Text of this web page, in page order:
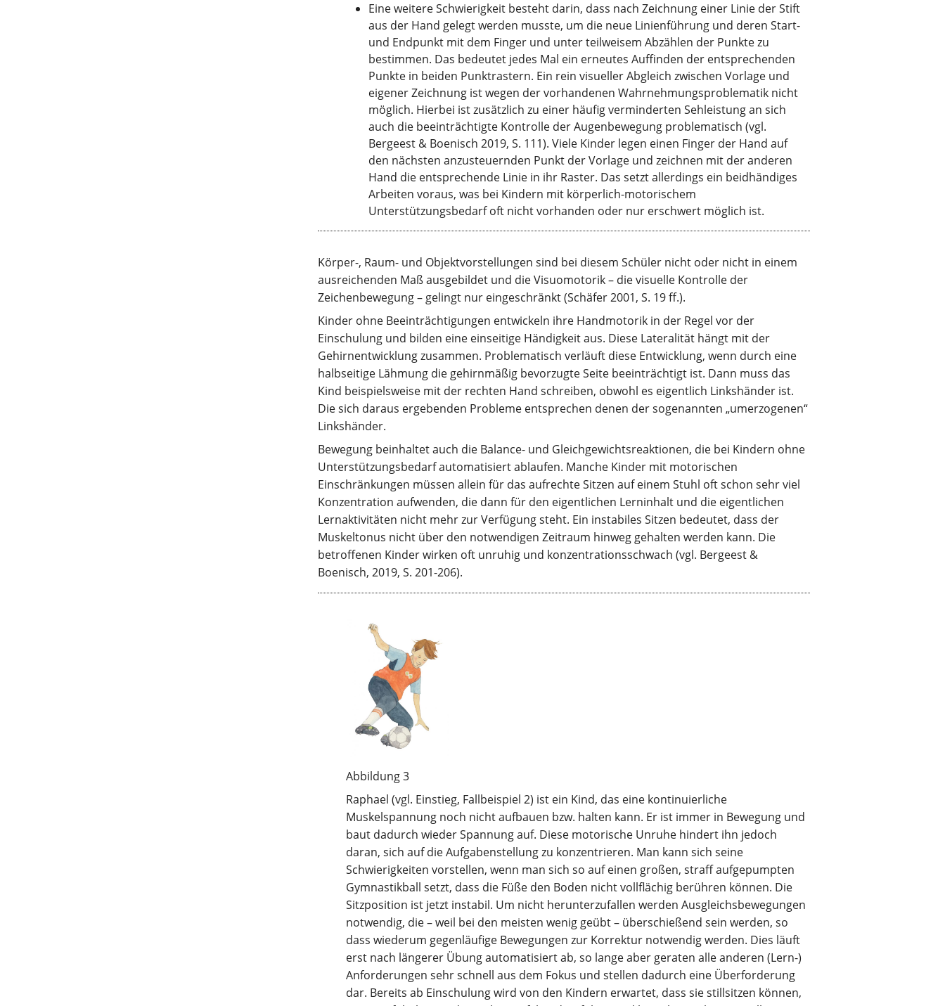
Eine weitere Schwierigkeit besteht darin, dass nach Zeichnung einer Linie der Stift
aus der Hand gelegt werden musste, um die neue Linienführung und deren Start-
und Endpunkt mit dem Finger und unter teilweisem Abzählen der Punkte zu
bestimmen. Das bedeutet jedes Mal ein erneutes Auffinden der entsprechenden
Punkte in beiden Punktrastern. Ein rein visueller Abgleich zwischen Vorlage und
eigener Zeichnung ist wegen der vorhandenen Wahrnehmungsproblematik nicht
möglich. Hierbei ist zusätzlich zu einer häufig verminderten Sehleistung an sich
auch die beeinträchtigte Kontrolle der Augenbewegung problematisch (vgl.
Bergeest & Boenisch 2019, S. 111). Viele Kinder legen einen Finger der Hand auf
den nächsten anzusteuernden Punkt der Vorlage und zeichnen mit der anderen
Hand die entsprechende Linie in ihr Raster. Das setzt allerdings ein beidhändiges
Arbeiten voraus, was bei Kindern mit körperlich-motorischem
Unterstützungsbedarf oft nicht vorhanden oder nur erschwert möglich ist.
Körper-, Raum- und Objektvorstellungen sind bei diesem Schüler nicht oder nicht in einem
ausreichenden Maß ausgebildet und die Visuomotorik – die visuelle Kontrolle der
Zeichenbewegung – gelingt nur eingeschränkt (Schäfer 2001, S. 19 ff.).
Kinder ohne Beeinträchtigungen entwickeln ihre Handmotorik in der Regel vor der
Einschulung und bilden eine einseitige Händigkeit aus. Diese Lateralität hängt mit der
Gehirnentwicklung zusammen. Problematisch verläuft diese Entwicklung, wenn durch eine
halbseitige Lähmung die gehirnmäßig bevorzugte Seite beeinträchtigt ist. Dann muss das
Kind beispielsweise mit der rechten Hand schreiben, obwohl es eigentlich Linkshänder ist.
Die sich daraus ergebenden Probleme entsprechen denen der sogenannten „umerzogenen“
Linkshänder.
Bewegung beinhaltet auch die Balance- und Gleichgewichtsreaktionen, die bei Kindern ohne
Unterstützungsbedarf automatisiert ablaufen. Manche Kinder mit motorischen
Einschränkungen müssen allein für das aufrechte Sitzen auf einem Stuhl oft schon sehr viel
Konzentration aufwenden, die dann für den eigentlichen Lerninhalt und die eigentlichen
Lernaktivitäten nicht mehr zur Verfügung steht. Ein instabiles Sitzen bedeutet, dass der
Muskeltonus nicht über den notwendigen Zeitraum hinweg gehalten werden kann. Die
betroffenen Kinder wirken oft unruhig und konzentrationsschwach (vgl. Bergeest &
Boenisch, 2019, S. 201-206).
Abbildung 3
Raphael (vgl. Einstieg, Fallbeispiel 2) ist ein Kind, das eine kontinuierliche
Muskelspannung noch nicht aufbauen bzw. halten kann. Er ist immer in Bewegung und
baut dadurch wieder Spannung auf. Diese motorische Unruhe hindert ihn jedoch
daran, sich auf die Aufgabenstellung zu konzentrieren. Man kann sich seine
Schwierigkeiten vorstellen, wenn man sich so auf einen großen, straff aufgepumpten
Gymnastikball setzt, dass die Füße den Boden nicht vollflächig berühren können. Die
Sitzposition ist jetzt instabil. Um nicht herunterzufallen werden Ausgleichsbewegungen
notwendig, die – weil bei den meisten wenig geübt – überschießend sein werden, so
dass wiederum gegenläufige Bewegungen zur Korrektur notwendig werden. Dies läuft
erst nach längerer Übung automatisiert ab, so lange aber geraten alle anderen (Lern-)
Anforderungen sehr schnell aus dem Fokus und stellen dadurch eine Überforderung
dar. Bereits ab Einschulung wird von den Kindern erwartet, dass sie stillsitzen können,